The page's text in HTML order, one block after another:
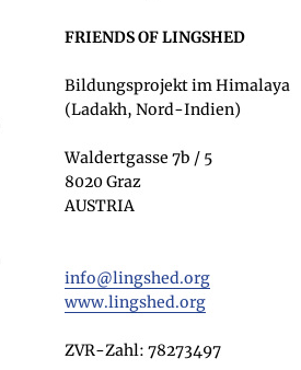
FRIENDS OF LINGSHED
Bildungsprojekt im Himalaya
(Ladakh, Nord-Indien)
Waldertgasse 7b / 5
8020 Graz
AUSTRIA
info@lingshed.org
www.lingshed.org
ZVR-Zahl: 78273497